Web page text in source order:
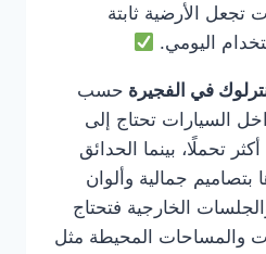
تجعل الأرضية ثابتة
اليومي.
في الفجيرة حسب
السيارات تحتاج إلى
تحملًا، بينما الحدائق
بتصاميم جمالية وألوان
الخارجية فتحتاج
والمساحات المحيطة مثل